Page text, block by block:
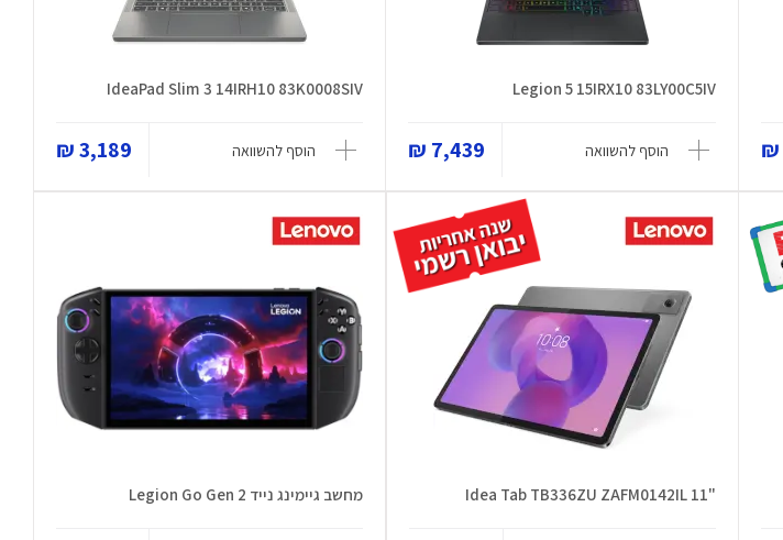
Legion 5 15IRX10 83LY00C5IV
הוסף להשוואה 7,439 ₪
IdeaPad Slim 3 14IRH10 83K0008SIV
הוסף להשוואה 3,189 ₪
"11 Idea Tab TB336ZU ZAFM0142IL מחשב גיימינג נייד Legion Go Gen 2